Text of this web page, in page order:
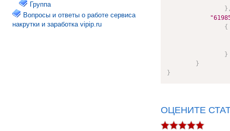
Группа
Вопросы и ответы о работе сервиса
накрутки и заработка vipip.ru
}
{
}
}
}
ОЦЕНИТЕ